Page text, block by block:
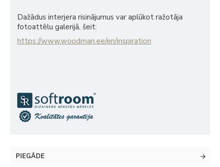
Dažādus interjera risinājumus var aplūkot ražotāja
fotoattēlu galerijā, šeit:
https://www.woodman.ee/en/inspiration
PIEGĀDE